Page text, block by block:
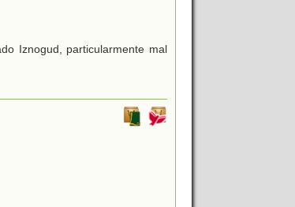
Iznogud, particularmente mal